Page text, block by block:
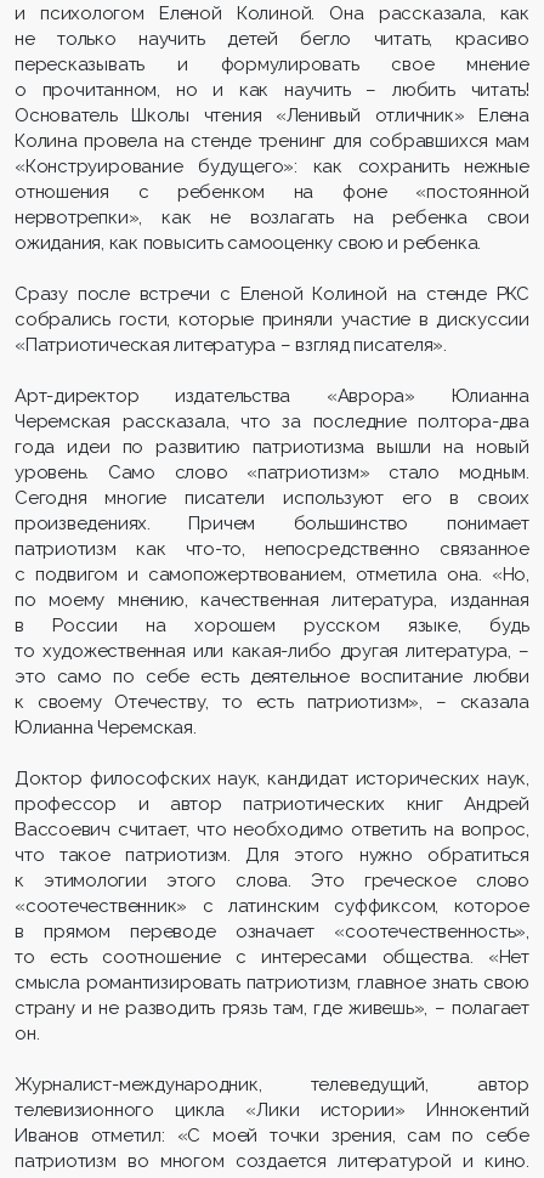
и психологом Еленой Колиной. Она рассказала, как
не только научить детей бегло читать, красиво
пересказывать и формулировать свое мнение
о прочитанном, но и как научить – любить читать!
Основатель Школы чтения «Ленивый отличник» Елена
Колина провела на стенде тренинг для собравшихся мам
«Конструирование будущего»: как сохранить нежные
отношения с ребенком на фоне «постоянной
нервотрепки», как не возлагать на ребенка свои
ожидания, как повысить самооценку свою и ребенка.
Сразу после встречи с Еленой Колиной на стенде РКС
собрались гости, которые приняли участие в дискуссии
«Патриотическая литература – взгляд писателя».
Арт-директор издательства «Аврора» Юлианна
Черемская рассказала, что за последние полтора-два
года идеи по развитию патриотизма вышли на новый
уровень. Само слово «патриотизм» стало модным.
Сегодня многие писатели используют его в своих
произведениях. Причем большинство понимает
патриотизм как что-то, непосредственно связанное
с подвигом и самопожертвованием, отметила она. «Но,
по моему мнению, качественная литература, изданная
в России на хорошем русском языке, будь
то художественная или какая-либо другая литература, –
это само по себе есть деятельное воспитание любви
к своему Отечеству, то есть патриотизм», – сказала
Юлианна Черемская.
Доктор философских наук, кандидат исторических наук,
профессор и автор патриотических книг Андрей
Вассоевич считает, что необходимо ответить на вопрос,
что такое патриотизм. Для этого нужно обратиться
к этимологии этого слова. Это греческое слово
«соотечественник» с латинским суффиксом, которое
в прямом переводе означает «соотечественность»,
то есть соотношение с интересами общества. «Нет
смысла романтизировать патриотизм, главное знать свою
страну и не разводить грязь там, где живешь», – полагает
он.
Журналист-международник, телеведущий, автор
телевизионного цикла «Лики истории» Иннокентий
Иванов отметил: «С моей точки зрения, сам по себе
патриотизм во многом создается литературой и кино.